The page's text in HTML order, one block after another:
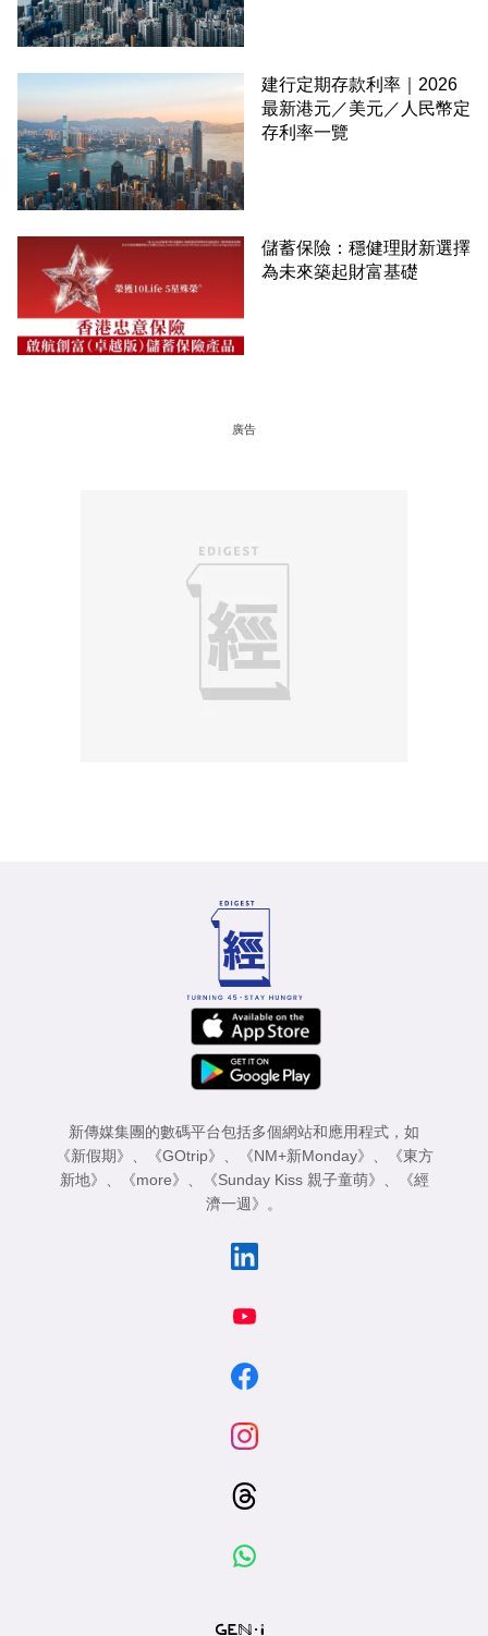
建行定期存款利率｜2026
最新港元／美元／人民幣定
存利率一覽
儲蓄保險：穩健理財新選擇
為未來築起財富基礎
廣告
新傳媒集團的數碼平台包括多個網站和應用程式，如
《新假期》
《GOtrip》 《NM+新Monday》
《東方
新地》
《more》 《Sunday Kiss 親子童萌》
《經
濟一週》
。